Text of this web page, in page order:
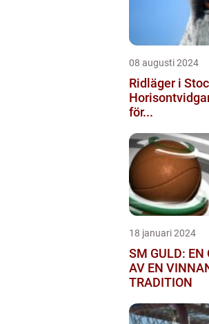
08 augusti 2024
Ridläger i
för...
18 januari 2024
SM GULD: EN
AV EN
TRADITION